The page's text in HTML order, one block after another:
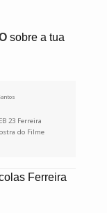
sobre a tua
EB 23 Ferreira
do Filme
Ferreira